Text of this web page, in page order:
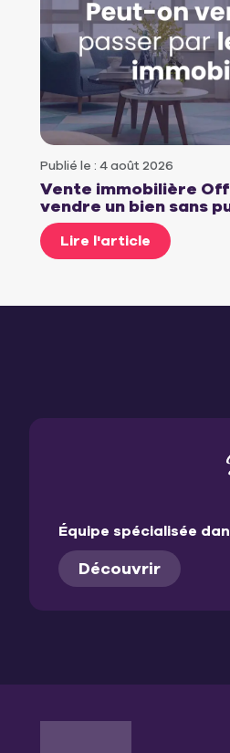
Publié le : 4 août 2026
Vente immobilière
vendre un bien sans
Lire l'article
Équipe spécialisée
Découvrir